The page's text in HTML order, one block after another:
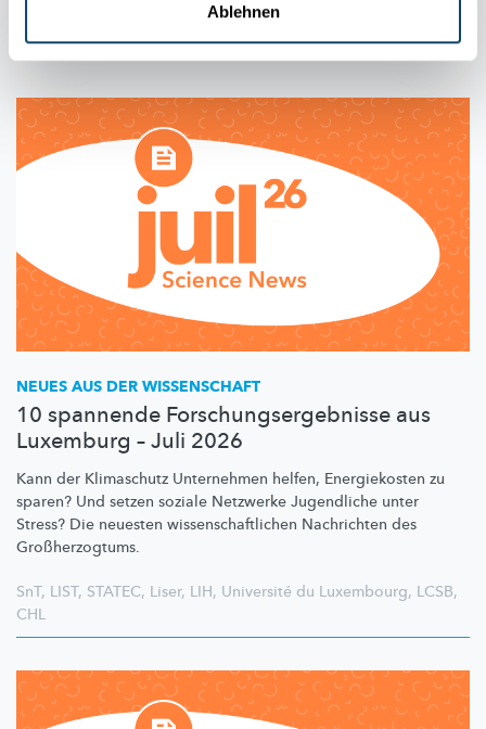
Ablehnen
Auch in dieser Rubrik
NEUES AUS DER WISSENSCHAFT
10 spannende Forschungsergebnisse aus
Luxemburg – Juli 2026
Kann der Klimaschutz Unternehmen helfen, Energiekosten zu
sparen? Und setzen soziale Netzwerke Jugendliche unter
Stress? Die neuesten wissenschaftlichen Nachrichten des
Großherzogtums.
SnT, LIST, STATEC, Liser, LIH, Université du Luxembourg, LCSB,
CHL